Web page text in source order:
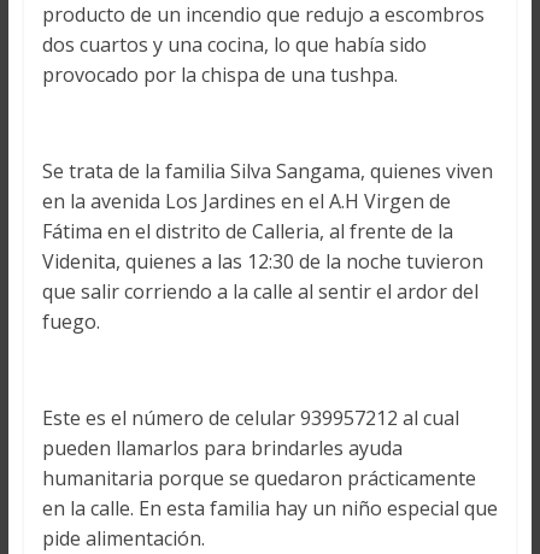
producto de un incendio que redujo a escombros
dos cuartos y una cocina, lo que había sido
provocado por la chispa de una tushpa.
Se trata de la familia Silva Sangama, quienes viven
en la avenida Los Jardines en el A.H Virgen de
Fátima en el distrito de Calleria, al frente de la
Videnita, quienes a las 12:30 de la noche tuvieron
que salir corriendo a la calle al sentir el ardor del
fuego.
Este es el número de celular 939957212 al cual
pueden llamarlos para brindarles ayuda
humanitaria porque se quedaron prácticamente
en la calle. En esta familia hay un niño especial que
pide alimentación.